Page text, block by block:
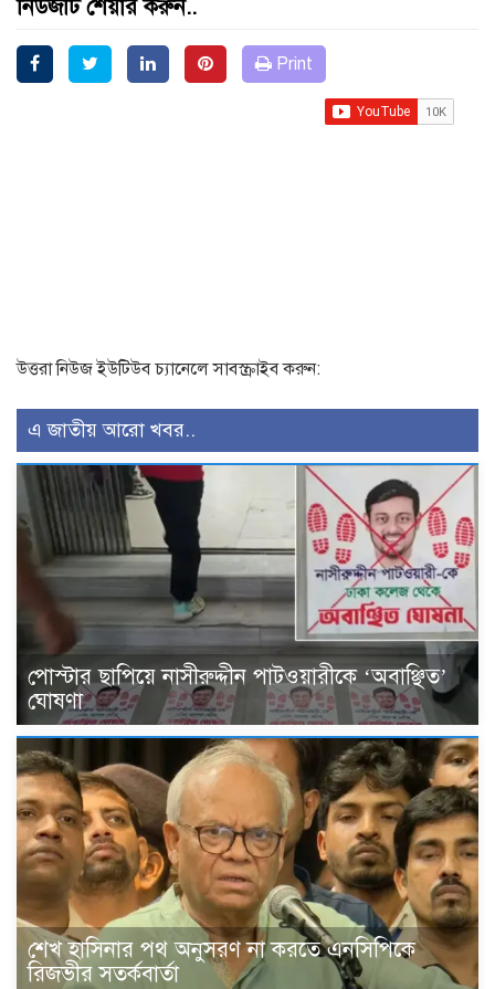
নিউজটি শেয়ার করুন..
Print
উত্তরা নিউজ ইউটিউব চ্যানেলে সাবস্ক্রাইব করুন:
এ জাতীয় আরো খবর..
পোস্টার ছাপিয়ে নাসীরুদ্দীন পাটওয়ারীকে ‘অবাঞ্ছিত’
ঘোষণা
শেখ হাসিনার পথ অনুসরণ না করতে এনসিপিকে
রিজভীর সতর্কবার্তা